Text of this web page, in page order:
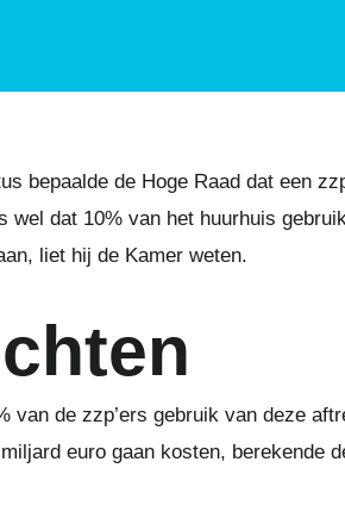
bepaalde de Hoge Raad dat een
wel dat 10% van het huurhuis
liet hij de Kamer weten.
van de zzp’ers gebruik van deze
euro gaan kosten, berekende